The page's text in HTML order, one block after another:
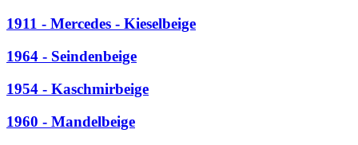
1911 - Mercedes - Kieselbeige
1964 - Seindenbeige
1954 - Kaschmirbeige
1960 - Mandelbeige